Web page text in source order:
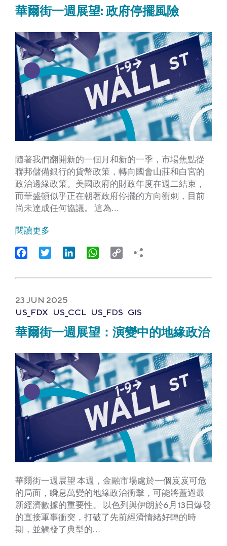
華爾街一週展望: 政府停擺風險
隨著我們翻開新的一個月和新的一季，市場焦點從
聯邦儲備銀行的貨幣政策，轉向國會山莊和白宮的
政治邊緣政策。美國政府的財政年度在週二結束，
而華盛頓似乎正在朝著政府停擺的方向衝刺，目前
尚未達成任何協議。 這為…
閱讀更多
FacebookTwitter LinkedIn WhatsApp
Copy
23 JUN 2025
US_FDX US_CCL US_FDS GIS
華爾街一週展望：演變中的地緣政治
華爾街一週展望 本週，金融市場處於一個岌岌可危
的局面，瞬息萬變的地緣政治衝擊，可能將蓋過最
新經濟數據的重要性。 以色列與伊朗於6月13日爆發
的直接軍事衝突，打破了先前經濟情緒好轉的時
期，並觸發了典型的…